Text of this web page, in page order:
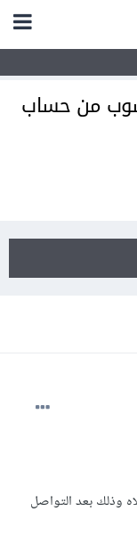
من حساب
وذلك بعد التواصل